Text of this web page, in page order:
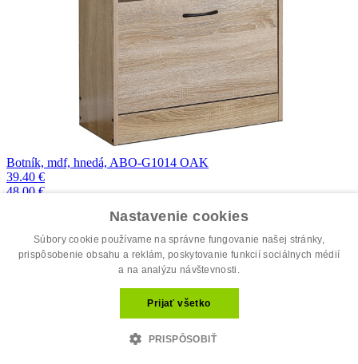
Botník, mdf, hnedá, ABO-G1014 OAK
39.40 €
48.00 €
Nastavenie cookies
Súbory cookie používame na správne fungovanie našej stránky,
prispôsobenie obsahu a reklám, poskytovanie funkcií sociálnych médií
a na analýzu návštevnosti.
Prijať všetko
PRISPÔSOBIŤ